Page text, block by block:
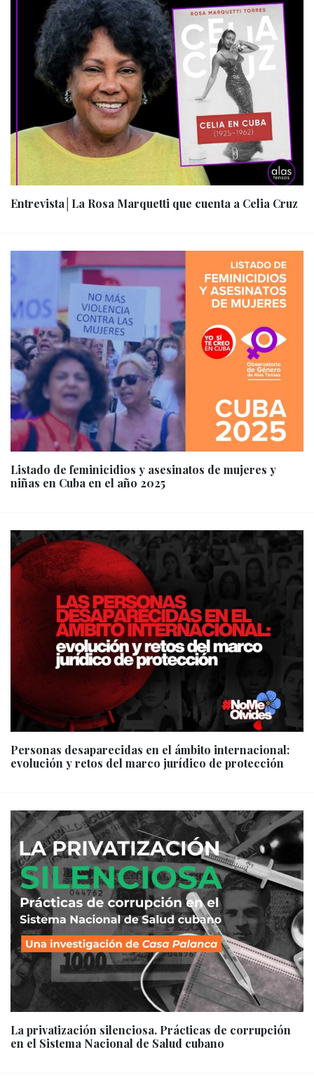
Entrevista│La Rosa Marquetti que cuenta a Celia Cruz
Listado de feminicidios y asesinatos de mujeres y
niñas en Cuba en el año 2025
Personas desaparecidas en el ámbito internacional:
evolución y retos del marco jurídico de protección
La privatización silenciosa. Prácticas de corrupción
en el Sistema Nacional de Salud cubano